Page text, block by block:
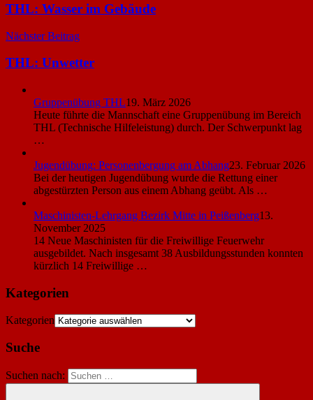
THL: Wasser im Gebäude
Nächster Beitrag
THL: Unwetter
Gruppenübung THL19. März 2026
Heute führte die Mannschaft eine Gruppenübung im Bereich
THL (Technische Hilfeleistung) durch. Der Schwerpunkt lag
…
Jugendübung: Personenbergung am Abhang23. Februar 2026
Bei der heutigen Jugendübung wurde die Rettung einer
abgestürzten Person aus einem Abhang geübt. Als …
Maschinisten-Lehrgang Bezirk Mitte in Peißenberg13.
November 2025
14 Neue Maschinisten für die Freiwillige Feuerwehr
ausgebildet. Nach insgesamt 38 Ausbildungsstunden konnten
kürzlich 14 Freiwillige …
Kategorien
Kategorien
Suche
Suchen nach: